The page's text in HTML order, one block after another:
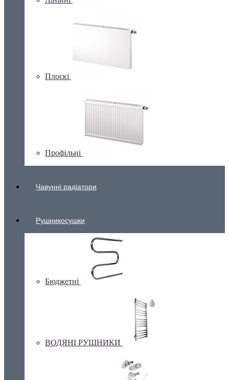
Плоскі
Профільні
Чавунні радіатори
Рушникосушки
Бюджетні
ВОДЯНІ РУШНИКИ